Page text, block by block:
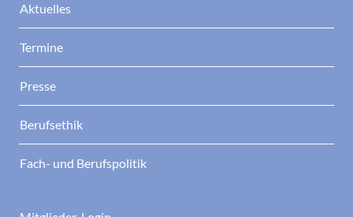
Aktuelles
Termine
Presse
Berufsethik
Fach- und Berufspolitik